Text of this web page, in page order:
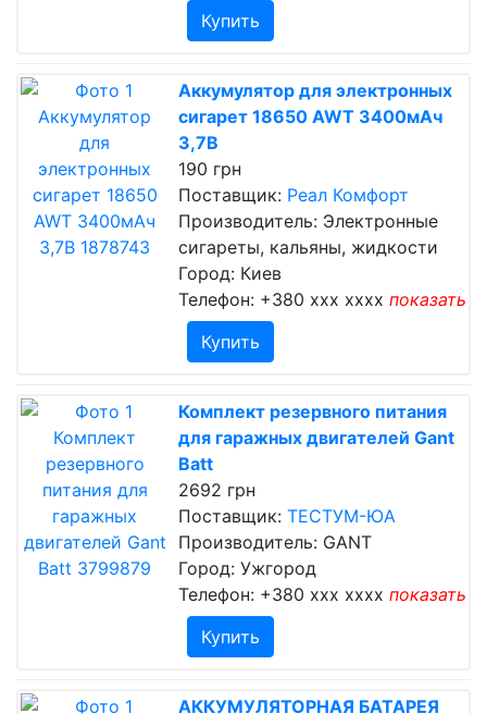
Купить
Аккумулятор для электронных
сигарет 18650 AWT 3400мАч
3,7В
190 грн
Поставщик: Реал Комфорт
Производитель: Электронные
сигареты, кальяны, жидкости
Город: Киев
Телефон: +380 xxx xxxx показать
Купить
Комплект резервного питания
для гаражных двигателей Gant
Batt
2692 грн
Поставщик: ТЕСТУМ-ЮА
Производитель: GANT
Город: Ужгород
Телефон: +380 xxx xxxx показать
Купить
АККУМУЛЯТОРНАЯ БАТАРЕЯ